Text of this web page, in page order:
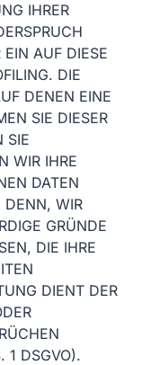
IHRER
AUF DIESE
DIE
DENEN EINE
SIE DIESER
SIE
WIR IHRE
DATEN
DENN, WIR
GRÜNDE
DIE IHRE
DIENT DER
1 DSGVO).